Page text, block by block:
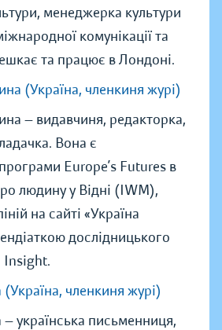
менеджерка культури
комунікації та
та працює в Лондоні.
(Україна, членкиня журі)
— видавчиня, редакторка,
Вона є
Europe’s Futures в
людину у Відні (IWM),
на сайті «Україна
дослідницького
Insight.
членкиня журі)
українська письменниця,